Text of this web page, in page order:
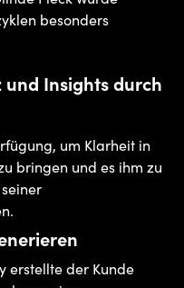
besonders
und Insights durch
um Klarheit in
bringen und es ihm zu
erstellte der Kunde